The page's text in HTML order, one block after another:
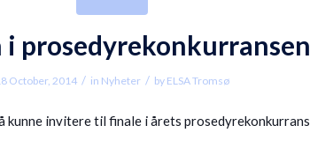
i prosedyrekonkurransen
October, 2014 / in Nyheter / by ELSA Tromsø
kunne invitere til finale i årets